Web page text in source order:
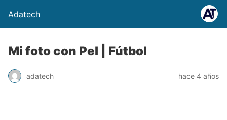
Adatech
Mi foto con Pel | Fútbol
adatech hace 4 años